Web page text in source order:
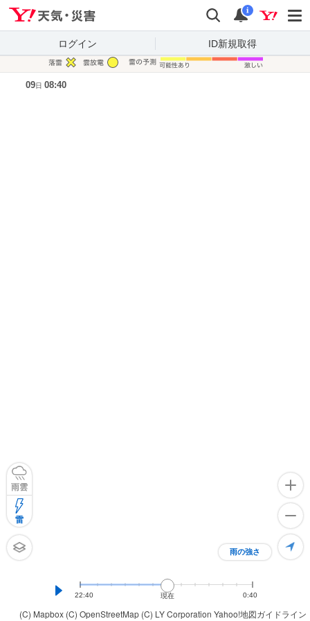
検索 通知
i
ログイン ID新規取得
(C) Mapbox (C) OpenStreetMap (C) LY Corporation Yahoo!地図ガイドライン
雨の強さ
雨雲
雷
22:40 現在 0:40
09日 08:40